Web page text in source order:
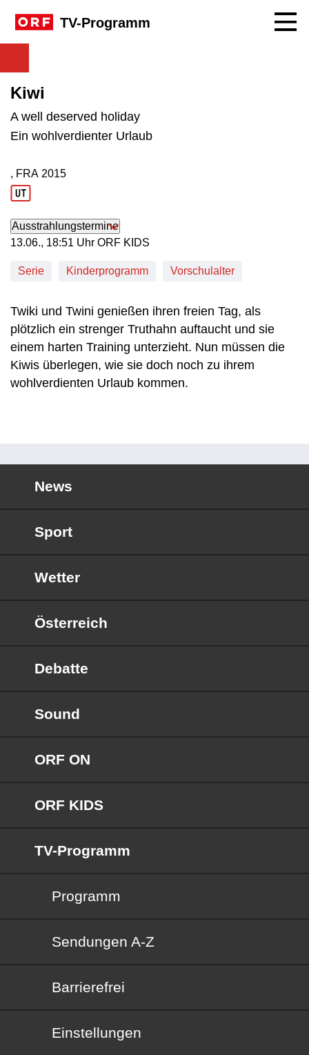
TV-Programm
Kiwi
A well deserved holiday
Ein wohlverdienter Urlaub
Produktionsland: FRA
, FRA
Produktionsjahr: 2015
2015
Ausstrahlungstermine
13. Juni, 18:51 Uhr in ORF KIDS
13.06., 18:51 Uhr ORF KIDS
Serie Kinderprogramm Vorschulalter
Twiki und Twini genießen ihren freien Tag, als
plötzlich ein strenger Truthahn auftaucht und sie
einem harten Training unterzieht. Nun müssen die
Kiwis überlegen, wie sie doch noch zu ihrem
wohlverdienten Urlaub kommen.
News
Sport
Wetter
Österreich
Debatte
Sound
ORF ON
ORF KIDS
TV-Programm
Programm
Sendungen von A bis Z
Sendungen A-Z
Barrierefrei
Barrierefrei
Einstellungen